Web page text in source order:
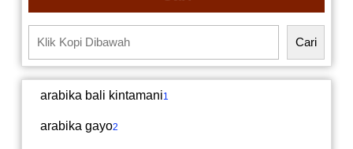
Cari
arabika bali kintamani1
arabika gayo2